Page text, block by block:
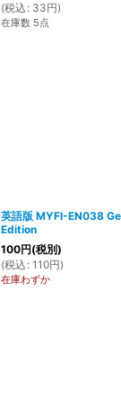
(税込 : 33円)
在庫数 5点
英語版 MYFI-EN038
Edition
100円(税別)
(税込 : 110円)
在庫わずか